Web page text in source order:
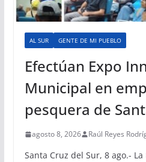
AL SUR GENTE DE MI PUEBLO
Efectúan Expo
Municipal en
pesquera de
agosto 8, 2026 Raúl Reyes
Santa Cruz del Sur, 8 ago.-